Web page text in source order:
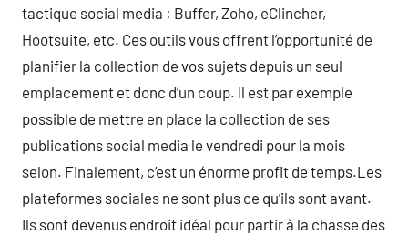
tactique social media : Buffer, Zoho, eClincher,
Hootsuite, etc. Ces outils vous offrent l’opportunité de
planifier la collection de vos sujets depuis un seul
emplacement et donc d’un coup. Il est par exemple
possible de mettre en place la collection de ses
publications social media le vendredi pour la mois
selon. Finalement, c’est un énorme profit de temps.Les
plateformes sociales ne sont plus ce qu’ils sont avant.
Ils sont devenus endroit idéal pour partir à la chasse des